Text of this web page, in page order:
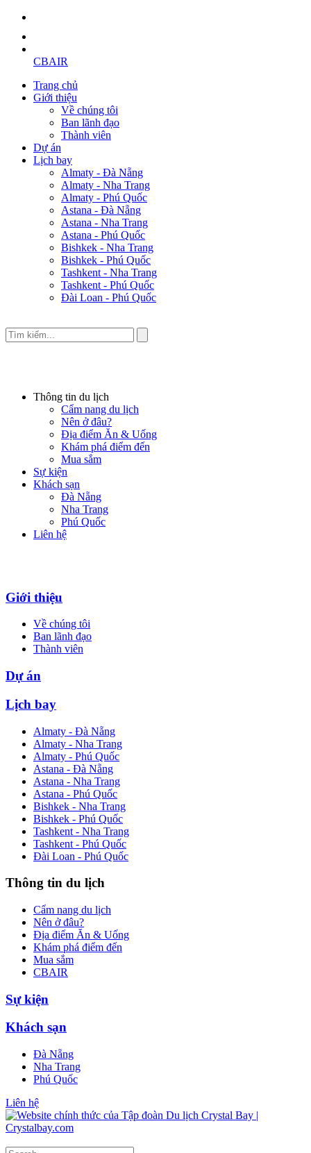
CBAIR
Trang chủ
Giới thiệu
Về chúng tôi
Ban lãnh đạo
Thành viên
Dự án
Lịch bay
Almaty - Đà Nẵng
Almaty - Nha Trang
Almaty - Phú Quốc
Astana - Đà Nẵng
Astana - Nha Trang
Astana - Phú Quốc
Bishkek - Nha Trang
Bishkek - Phú Quốc
Tashkent - Nha Trang
Tashkent - Phú Quốc
Đài Loan - Phú Quốc
Thông tin du lịch
Cẩm nang du lịch
Nên ở đâu?
Địa điểm Ăn & Uống
Khám phá điểm đến
Mua sắm
Sự kiện
Khách sạn
Đà Nẵng
Nha Trang
Phú Quốc
Liên hệ
Giới thiệu
Về chúng tôi
Ban lãnh đạo
Thành viên
Dự án
Lịch bay
Almaty - Đà Nẵng
Almaty - Nha Trang
Almaty - Phú Quốc
Astana - Đà Nẵng
Astana - Nha Trang
Astana - Phú Quốc
Bishkek - Nha Trang
Bishkek - Phú Quốc
Tashkent - Nha Trang
Tashkent - Phú Quốc
Đài Loan - Phú Quốc
Thông tin du lịch
Cẩm nang du lịch
Nên ở đâu?
Địa điểm Ăn & Uống
Khám phá điểm đến
Mua sắm
CBAIR
Sự kiện
Khách sạn
Đà Nẵng
Nha Trang
Phú Quốc
Liên hệ